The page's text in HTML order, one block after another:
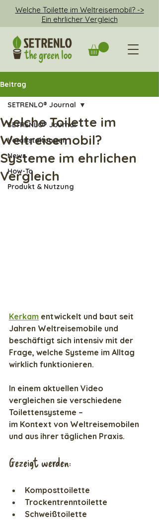
Welche Toilette im Weltreisemobil? ->
Ein ehrlicher Vergleich
Beitrag
SETRENLO® Journal
Veranstaltungen
News
How-To
Produkt & Nutzung
SETRENLO® Journal
Welche Toilette im
Weltreisemobil?
Systeme im ehrlichen
Vergleich
Kerkam entwickelt und baut seit
Jahren Weltreisemobile und
beschäftigt sich intensiv mit der
Frage, welche Systeme im Alltag
wirklich funktionieren.
In einem aktuellen Video
vergleichen sie verschiedene
Toilettensysteme –
im Kontext von Weltreisemobilen
und aus ihrer täglichen Praxis.
Gezeigt werden:
Komposttoilette
Trockentrenntoilette
Schweißtoilette